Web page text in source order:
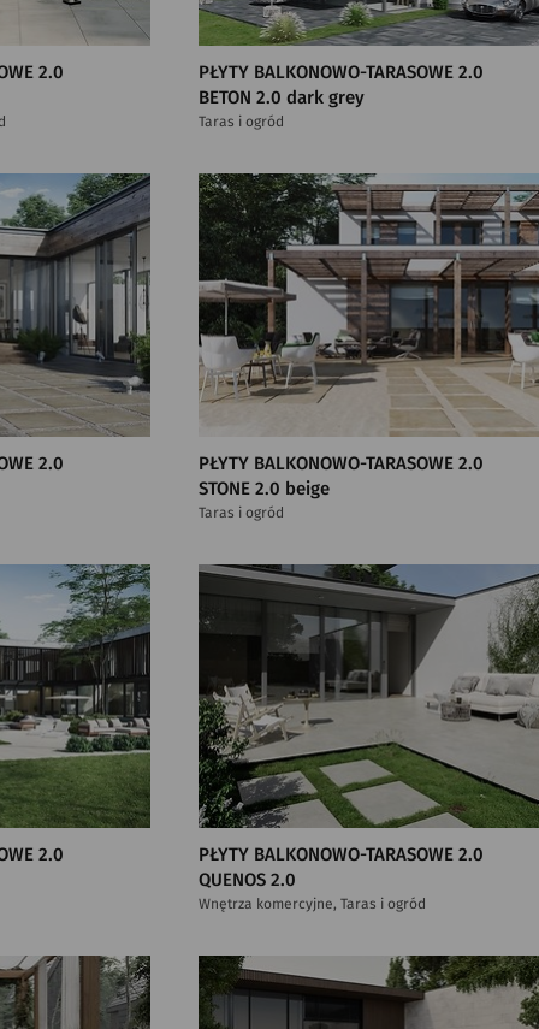
2.0
PŁYTY BALKONOWO-TARASOWE 2.0
BETON 2.0 dark grey
Taras i ogród
2.0
PŁYTY BALKONOWO-TARASOWE 2.0
STONE 2.0 beige
Taras i ogród
2.0
PŁYTY BALKONOWO-TARASOWE 2.0
QUENOS 2.0
Wnętrza komercyjne, Taras i ogród